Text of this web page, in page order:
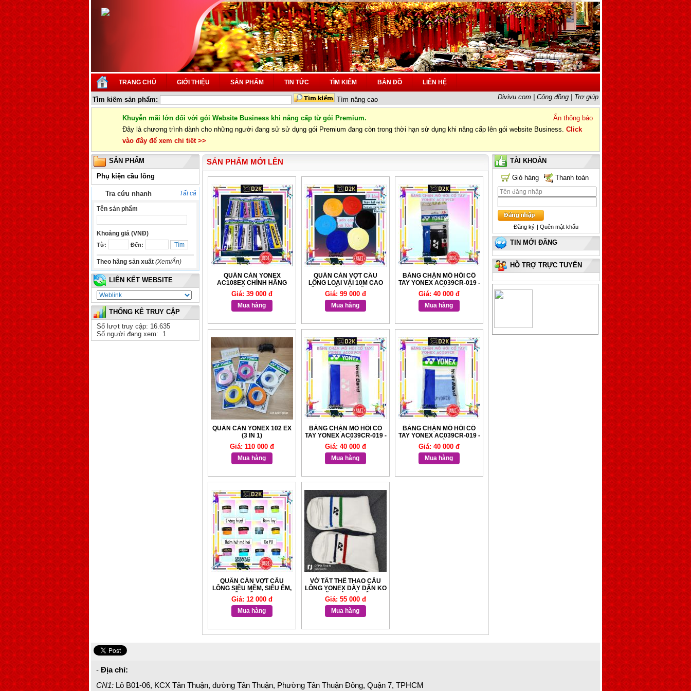
TRANG CHỦ GIỚI THIỆU SẢN PHẨM TIN TỨC TÌM KIẾM BẢN ĐỒ LIÊN HỆ
Tìm kiếm sản phẩm: Tìm nâng cao Divivu.com Cộng đồng Trợ giúp
Ẩn thông báo
Khuyễn mãi lớn đối với gói Website Business khi nâng cấp từ gói Premium.
Đây là chương trình dành cho những người đang sử sử dụng gói Premium đang còn trong thời hạn sử dụng khi nâng cấp lên gói website Business. Click
vào đây để xem chi tiết >>
SẢN PHẨM
Phụ kiện cầu lông
Tra cứu nhanh Tất cả
Tên sản phẩm
Khoảng giá (VNĐ)
Từ: Đến:
Theo hãng sản xuất (Xem/Ẩn)
LIÊN KẾT WEBSITE
THỐNG KÊ TRUY CẬP
Số lượt truy cập: 16.635
Số người đang xem: 1
TÀI KHOẢN
Giỏ hàng Thanh toán
Đăng ký | Quên mật khẩu
TIN MỚI ĐĂNG
HỖ TRỢ TRỰC TUYẾN
SẢN PHẨM MỚI LÊN
QUẤN CÁN YONEX
AC108EX CHÍNH HÃNG
XÁCH TAY
Giá: 39 000 đ
Mua hàng
QUẤN CÁN VỢT CẦU
LÔNG LOẠI VẢI 10M CAO
CẤP - CHẤT VẢI MỀM MỊN ,
THẤM HÚT MỒ HÔI CỰC
TỐT
Giá: 99 000 đ
Mua hàng
BĂNG CHẶN MỒ HÔI CỔ
TAY YONEX AC039CR-019 -
03 MÀU
Giá: 40 000 đ
Mua hàng
QUẤN CÁN YONEX 102 EX
(3 IN 1)
Giá: 110 000 đ
Mua hàng
BĂNG CHẶN MỒ HÔI CỔ
TAY YONEX AC039CR-019 -
01 MÀU
Giá: 40 000 đ
Mua hàng
BĂNG CHẶN MỒ HÔI CỔ
TAY YONEX AC039CR-019 -
02 MÀU
Giá: 40 000 đ
Mua hàng
QUẤN CÁN VỢT CẦU
LÔNG SIÊU MỀM, SIÊU ÊM,
CO GIÃN TỐT D2K PRO
Giá: 12 000 đ
Mua hàng
VỚ TẤT THỂ THAO CẦU
LÔNG YONEX DÀY DẶN KO
BAI DÃO BẢN KỈ NIỆM 75
NĂM
Giá: 55 000 đ
Mua hàng
- Địa chỉ:
CN1: Lô B01-06, KCX Tân Thuận, đường Tân Thuận, Phường Tân Thuận Đông, Quận 7, TPHCM